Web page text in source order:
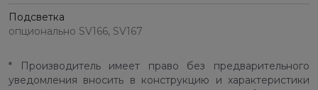
Подсветка
опционально SV166, SV167
* Производитель имеет право без предварительного
уведомления вносить в конструкцию и характеристики